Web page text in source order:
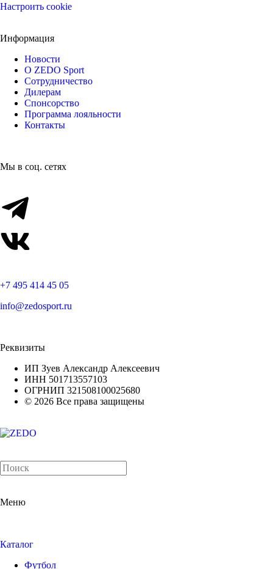
Настроить cookie
Информация
Новости
О ZEDO Sport
Сотрудничество
Дилерам
Спонсорство
Программа лояльности
Контакты
Мы в соц. сетях
+7 495 414 45 05
info@zedosport.ru
Реквизиты
ИП Зуев Александр Алексеевич⁠
ИНН 501713557103
ОГРНИП 321508100025680
© 2026 Все права защищены
Меню
Каталог
Футбол